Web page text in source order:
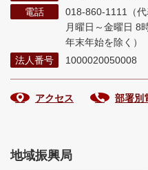
電話
018-860-1111（代
月曜日～金曜日 8
年末年始を除く）
法人番号
1000020050008
アクセス 部署別
地域振興局